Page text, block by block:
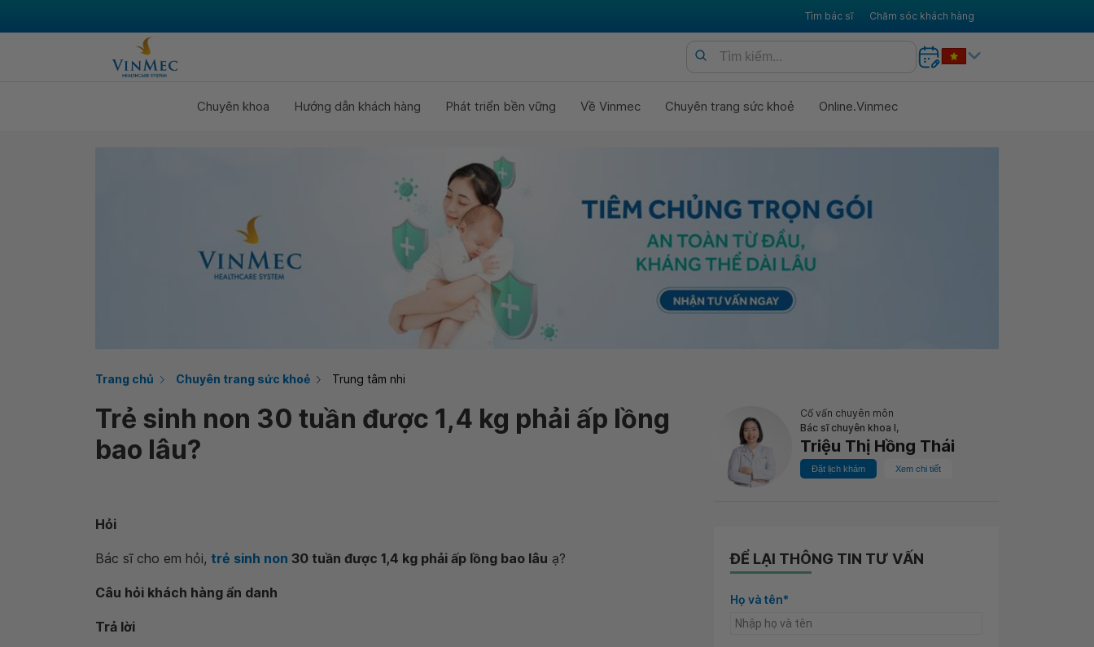
Tìm bác sĩ Chăm sóc khách hàng
Chuyên khoa Hướng dẫn khách hàng Phát triển bền vững Về Vinmec Chuyên trang sức khoẻ Online.Vinmec
Trang chủ Chuyên trang sức khoẻ Trung tâm nhi
Trẻ sinh non 30 tuần được 1,4 kg phải ấp lồng
bao lâu?
Cố vấn chuyên môn
Bác sĩ chuyên khoa I,
Triệu Thị Hồng Thái
Đặt lịch khám Xem chi tiết
Hỏi
Bác sĩ cho em hỏi, trẻ sinh non 30 tuần được 1,4 kg phải ấp lồng bao lâu ạ?
Câu hỏi khách hàng ẩn danh
Trả lời
ĐỂ LẠI THÔNG TIN TƯ VẤN
Họ và tên*